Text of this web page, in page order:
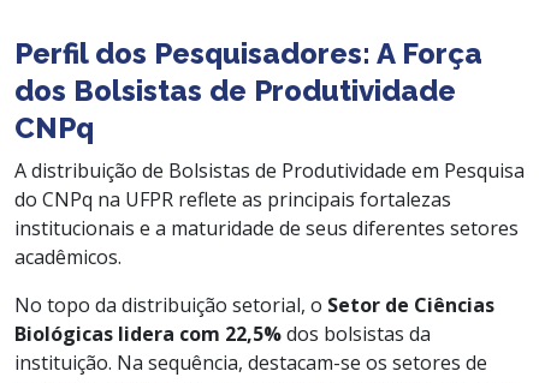
Perfil dos Pesquisadores: A Força
dos Bolsistas de Produtividade
CNPq
A distribuição de Bolsistas de Produtividade em Pesquisa
do CNPq na UFPR reflete as principais fortalezas
institucionais e a maturidade de seus diferentes setores
acadêmicos.
No topo da distribuição setorial, o Setor de Ciências
Biológicas lidera com 22,5%dos bolsistas da
instituição. Na sequência, destacam-se os setores de